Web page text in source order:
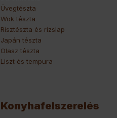
Üvegtészta
Wok tészta
Risztészta és rizslap
Japán tészta
Olasz tészta
Liszt és tempura
Konyhafelszerelés